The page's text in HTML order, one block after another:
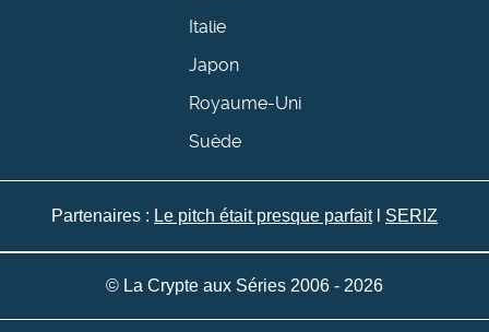
Italie
Japon
Royaume-Uni
Suède
Partenaires : Le pitch était presque parfaitl SERIZ
© La Crypte aux Séries 2006 - 2026